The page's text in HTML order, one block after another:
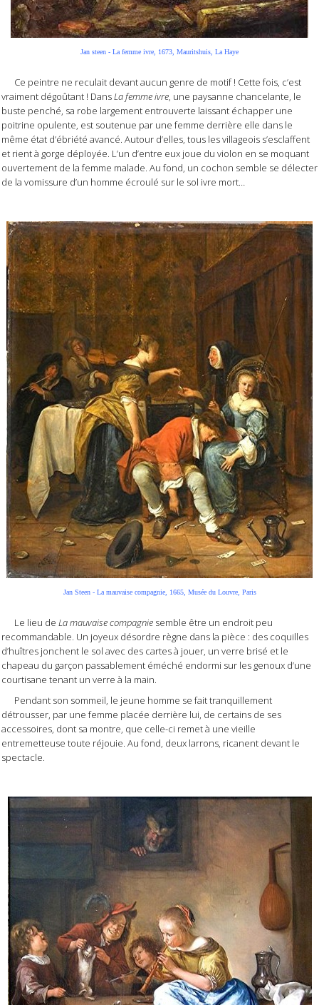
Jan steen - La femme ivre, 1673, Mauritshuis, La Haye
Ce peintre ne reculait devant aucun genre de motif ! Cette fois, c’est
vraiment dégoûtant ! DansLa femme ivre, une paysanne chancelante, le
buste penché, sa robe largement entrouverte laissant échapper une
poitrine opulente, est soutenue par une femme derrière elle dans le
même état d’ébriété avancé. Autour d’elles, tous les villageois s’esclaffent
et rient à gorge déployée. L’un d’entre eux joue du violon en se moquant
ouvertement de la femme malade. Au fond, un cochon semble se délecter
de la vomissure d’un homme écroulé sur le sol ivre mort…
Jan Steen - La mauvaise compagnie, 1665, Musée du Louvre, Paris
Le lieu de La mauvaise compagnie semble être un endroit peu
recommandable. Un joyeux désordre règne dans la pièce : des coquilles
d’huîtres jonchent le sol avec des cartes à jouer, un verre brisé et le
chapeau du garçon passablement éméché endormi sur les genoux d’une
courtisane tenant un verre à la main.
Pendant son sommeil, le jeune homme se fait tranquillement
détrousser, par une femme placée derrière lui, de certains de ses
accessoires, dont sa montre, que celle-ci remet à une vieille
entremetteuse toute réjouie. Au fond, deux larrons, ricanent devant le
spectacle.